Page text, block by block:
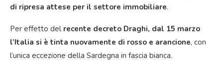
di ripresa attese per il settore immobiliare.
Per effetto del recente decreto Draghi, dal 15 marzo
l’Italia si è tinta nuovamente di rosso e arancione, con
l’unica eccezione della Sardegna in fascia bianca.